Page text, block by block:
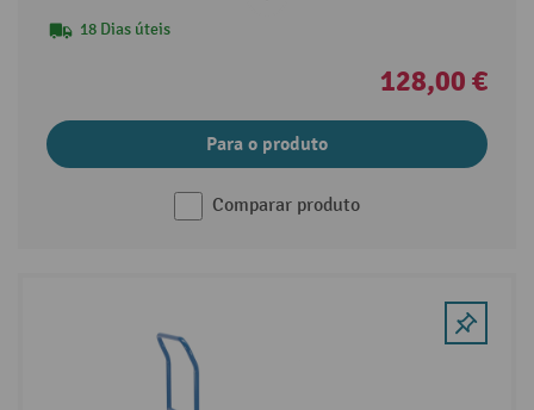
18 Dias úteis
128,00 €
Para o produto
Comparar produto